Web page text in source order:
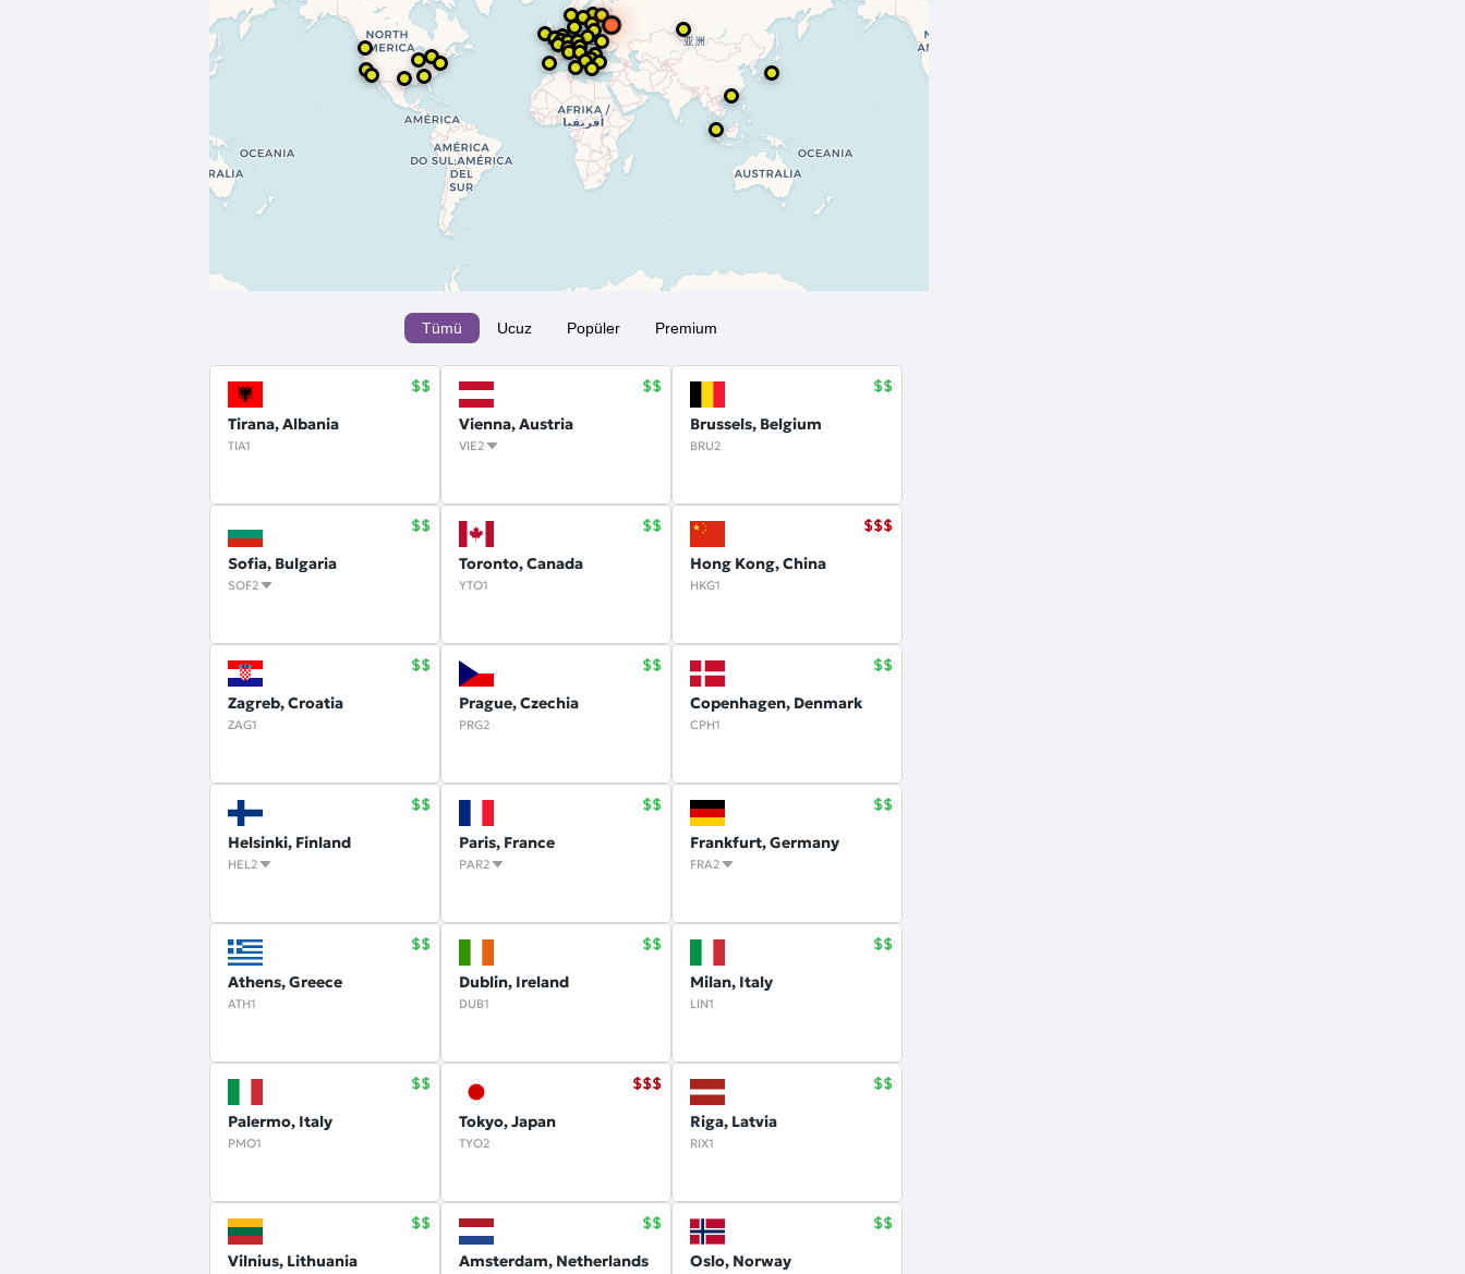
Tümü Ucuz Popüler Premium
Tirana, Albania
TIA1
Vienna, Austria
VIE2
Brussels, Belgium
BRU2
Sofia, Bulgaria
SOF2
Toronto, Canada
YTO1
Hong Kong, China
HKG1
Zagreb, Croatia
ZAG1
Prague, Czechia
PRG2
Copenhagen, Denmark
CPH1
Helsinki, Finland
HEL2
Paris, France
PAR2
Frankfurt, Germany
FRA2
Athens, Greece
ATH1
Dublin, Ireland
DUB1
Milan, Italy
LIN1
Palermo, Italy
PMO1
Tokyo, Japan
TYO2
Riga, Latvia
RIX1
Vilnius, Lithuania Amsterdam, Netherlands Oslo, Norway